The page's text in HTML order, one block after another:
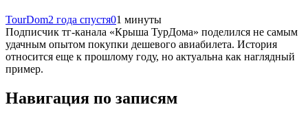
TourDom2 года спустя01 минуты
Подписчик тг-канала «Крыша ТурДома» поделился не самым
удачным опытом покупки дешевого авиабилета. История
относится еще к прошлому году, но актуальна как наглядный
пример.
Навигация по записям